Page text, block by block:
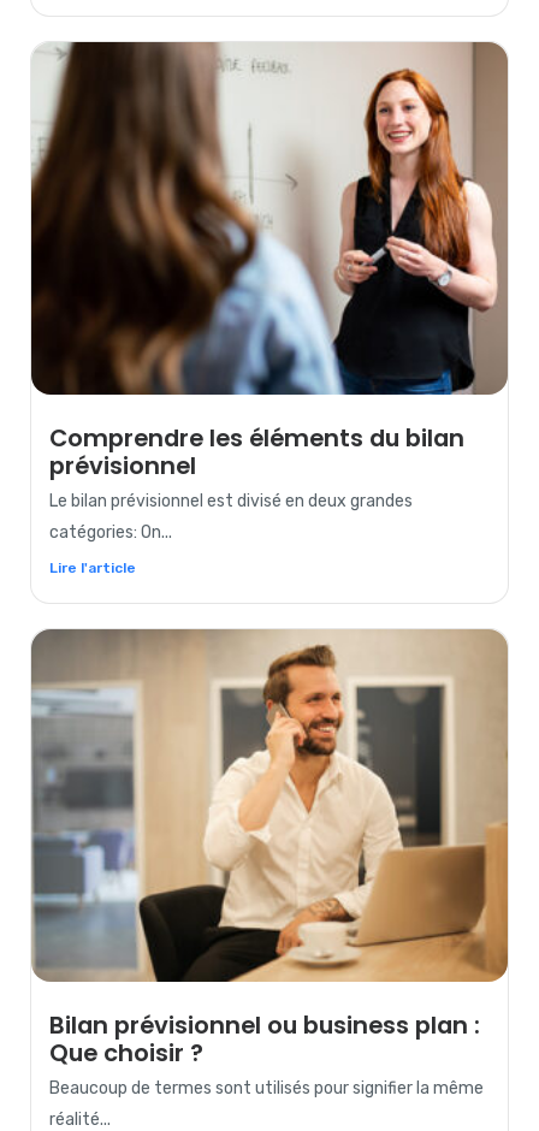
Comprendre les éléments du bilan
prévisionnel
Le bilan prévisionnel est divisé en deux grandes
catégories: On...
Lire l'article
Bilan prévisionnel ou business plan :
Que choisir ?
Beaucoup de termes sont utilisés pour signifier la même
réalité...